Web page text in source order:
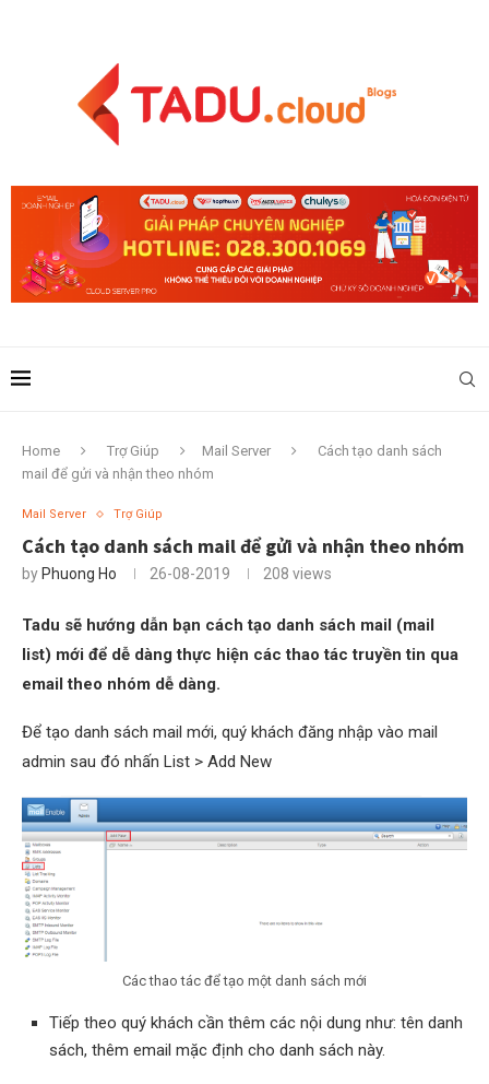
Home Trợ Giúp Mail Server
Cách tạo danh sách
mail để gửi và nhận theo nhóm
Mail Server Trợ Giúp
Cách tạo danh sách mail để gửi và nhận theo nhóm
by Phuong Ho 26-08-2019 208 views
Tadu sẽ hướng dẫn bạn cách tạo danh sách mail (mail
list) mới để dễ dàng thực hiện các thao tác truyền tin qua
email theo nhóm dễ dàng.
Để tạo danh sách mail mới, quý khách đăng nhập vào mail
admin sau đó nhấn List > Add New
Các thao tác để tạo một danh sách mới
Tiếp theo quý khách cần thêm các nội dung như: tên danh
sách, thêm email mặc định cho danh sách này.